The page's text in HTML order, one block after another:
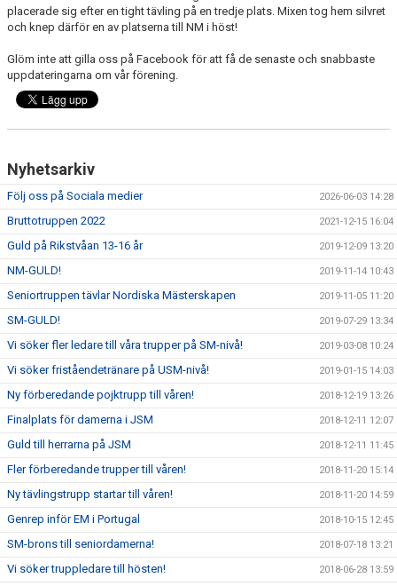
placerade sig efter en tight tävling på en tredje plats. Mixen tog hem silvret
och knep därför en av platserna till NM i höst!
Glöm inte att gilla oss på Facebook för att få de senaste och snabbaste
uppdateringarna om vår förening.
Nyhetsarkiv
Följ oss på Sociala medier 2026-06-03 14:28
Bruttotruppen 2022 2021-12-15 16:04
Guld på Rikstvåan 13-16 år 2019-12-09 13:20
NM-GULD! 2019-11-14 10:43
Seniortruppen tävlar Nordiska Mästerskapen 2019-11-05 11:20
SM-GULD! 2019-07-29 13:34
Vi söker fler ledare till våra trupper på SM-nivå! 2019-03-08 10:24
Vi söker friståendetränare på USM-nivå! 2019-01-15 14:03
Ny förberedande pojktrupp till våren! 2018-12-19 13:26
Finalplats för damerna i JSM 2018-12-11 12:07
Guld till herrarna på JSM 2018-12-11 11:45
Fler förberedande trupper till våren! 2018-11-20 15:14
Ny tävlingstrupp startar till våren! 2018-11-20 14:59
Genrep inför EM i Portugal 2018-10-15 12:45
SM-brons till seniordamerna! 2018-07-18 13:21
Vi söker truppledare till hösten! 2018-06-28 13:59